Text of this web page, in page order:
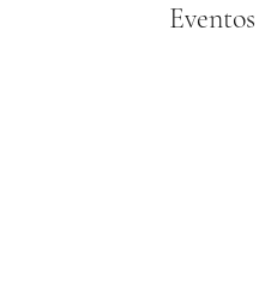
Eventos